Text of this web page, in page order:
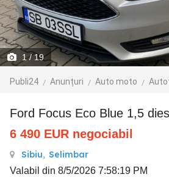
1/ 19
Publi24 Anunțuri Auto moto
Ford Focus Eco Blue 1,5
6 490 EUR negociabil
Sibiu, Selimbar
Valabil din 8/5/2026 7:58:19 PM